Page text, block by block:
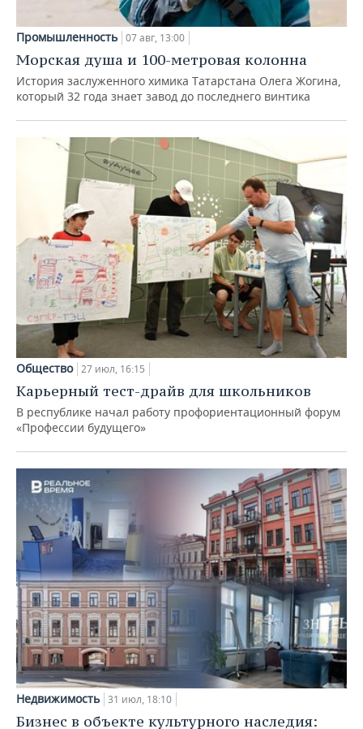
Промышленность 07 авг, 13:00
Морская душа и 100-метровая колонна
История заслуженного химика Татарстана Олега Жогина,
который 32 года знает завод до последнего винтика
Общество 27 июл, 16:15
Карьерный тест-драйв для школьников
В республике начал работу профориентационный форум
«Профессии будущего»
Недвижимость 31 июл, 18:10
Бизнес в объекте культурного наследия: